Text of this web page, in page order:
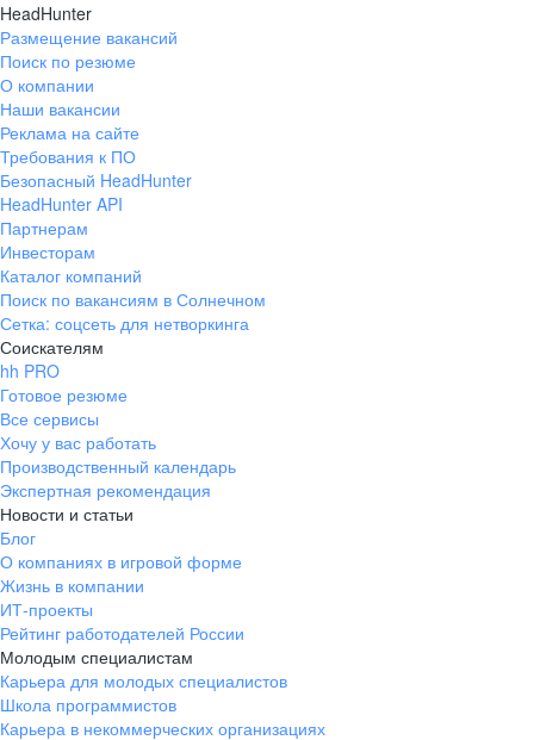
HeadHunter
Размещение вакансий
Поиск по резюме
О компании
Наши вакансии
Реклама на сайте
Требования к ПО
Безопасный HeadHunter
HeadHunter API
Партнерам
Инвесторам
Каталог компаний
Поиск по вакансиям в Солнечном
Сетка: соцсеть для нетворкинга
Соискателям
hh PRO
Готовое резюме
Все сервисы
Хочу у вас работать
Производственный календарь
Экспертная рекомендация
Новости и статьи
Блог
О компаниях в игровой форме
Жизнь в компании
ИТ-проекты
Рейтинг работодателей России
Молодым специалистам
Карьера для молодых специалистов
Школа программистов
Карьера в некоммерческих организациях